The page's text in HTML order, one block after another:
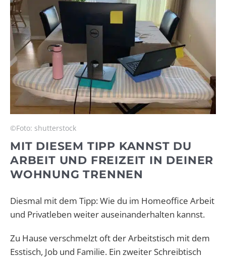
©Foto: shutterstock
MIT DIESEM TIPP KANNST DU
ARBEIT UND FREIZEIT IN DEINER
WOHNUNG TRENNEN
Diesmal mit dem Tipp: Wie du im Homeoffice Arbeit
und Privatleben weiter auseinanderhalten kannst.
Zu Hause verschmelzt oft der Arbeitstisch mit dem
Esstisch, Job und Familie. Ein zweiter Schreibtisch